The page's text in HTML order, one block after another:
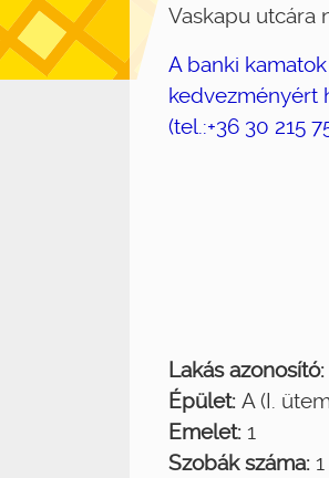
Vaskapu utcára
A banki
kedvezményért
(tel.:+36 30 215
Lakás azonosító:
Épület: A (I.
Emelet: 1
Szobák száma: 1